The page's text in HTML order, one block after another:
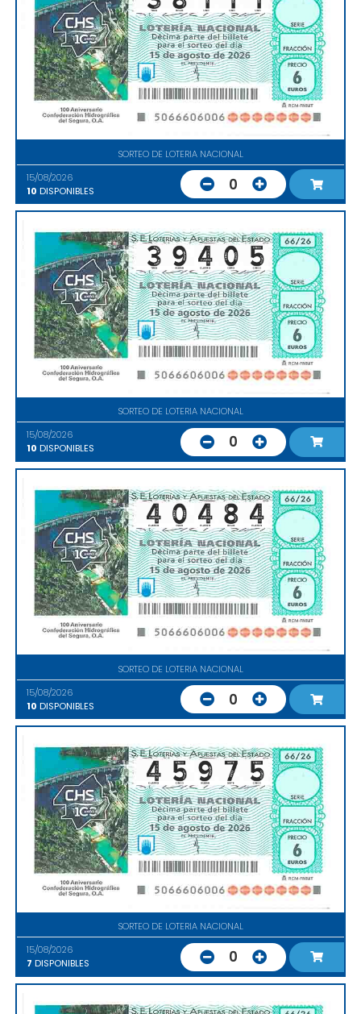
SORTEO DE LOTERIA NACIONAL
15/08/2026
10 DISPONIBLES 0
SORTEO DE LOTERIA NACIONAL
15/08/2026
10 DISPONIBLES 0
SORTEO DE LOTERIA NACIONAL
15/08/2026
10 DISPONIBLES 0
SORTEO DE LOTERIA NACIONAL
15/08/2026
7 DISPONIBLES 0